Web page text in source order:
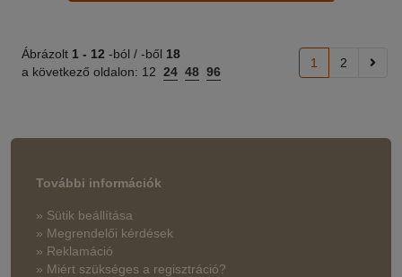
Ábrázolt 1 - 12 -ból / -ből 18
a következő oldalon: 12 24 48 96
1 2
További információk
» Sütik beállítása
» Megrendelői kérdések
» Reklamáció
» Miért szükséges a regisztráció?